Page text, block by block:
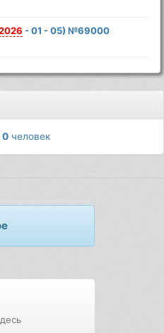
- 01 - 05) №69000
0 человек